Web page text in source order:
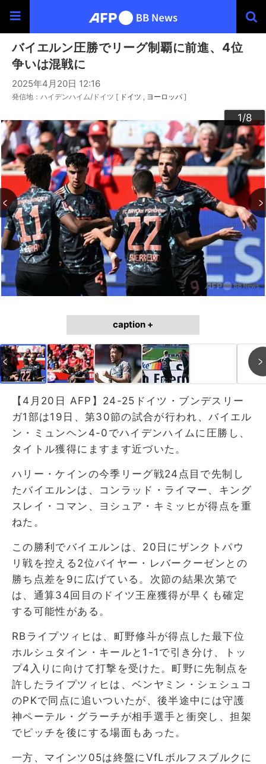
バイエルン圧勝でリーグ制覇に前進、4位
争いは混戦に
2025年4月20日 12:16
発信地：ハイデンハイム/ドイツ [ ドイツ ヨーロッパ ]
1/8
2/8
3/8
4/8
5/8
6/8
7/8
8/8
caption +
【4月20日 AFP】24-25ドイツ・ブンデスリー
ガ1部は19日、第30節の試合が行われ、バイエル
ン・ミュンヘン4-0でハイデンハイムに圧勝し、
タイトル獲得にますます近づいた。
ハリー・ケインの今季リーグ戦24点目で先制し
たバイエルンは、コンラッド・ライマー、キング
スレイ・コマン、ヨシュア・キミッヒが得点を重
ねた。
この勝利でバイエルンは、20日にザンクトパウ
リ戦を控える2位バイヤー・レバークーゼンとの
勝ち点差を9に広げている。次節の結果次第で
は、通算34回目のドイツ王座獲得が早くも確定
する可能性がある。
RBライプツィヒは、町野修斗が得点した最下位
ホルシュタイン・キールと1-1で引き分け、トッ
プ4入りに向けて打撃を受けた。町野に先制点を
許したライプツィヒは、ベンヤミン・シェシュコ
のPKで同点に追いついたが、後半途中には守護
神ペーテル・グラーチが相手選手と衝突し、担架
でピッチを後にする場面もあった。
一方、マインツ05は終盤にVfLボルフスブルクに